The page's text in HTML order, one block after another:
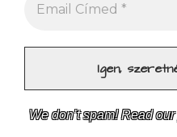
We don’t spam! Read our